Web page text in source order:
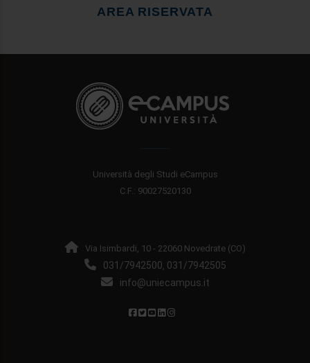
AREA RISERVATA
Università degli Studi eCampus
C.F.: 90027520130
Via Isimbardi, 10 - 22060 Novedrate (CO)
031/7942500, 031/7942505
info@uniecampus.it